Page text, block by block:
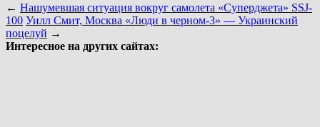
← Нашумевшая ситуация вокруг самолета «Суперджета» SSJ-
100 Уилл Смит, Москва «Люди в черном-3» — Украинский
поцелуй →
Интересное на других сайтах: